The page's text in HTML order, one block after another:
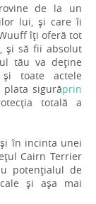
de la un
lui, și care îi
îți oferă tot
și să fii absolut
tău va deține
și toate actele
plata sigurăprin
totală a
în incinta unei
Cairn Terrier
potențialul de
și așa mai